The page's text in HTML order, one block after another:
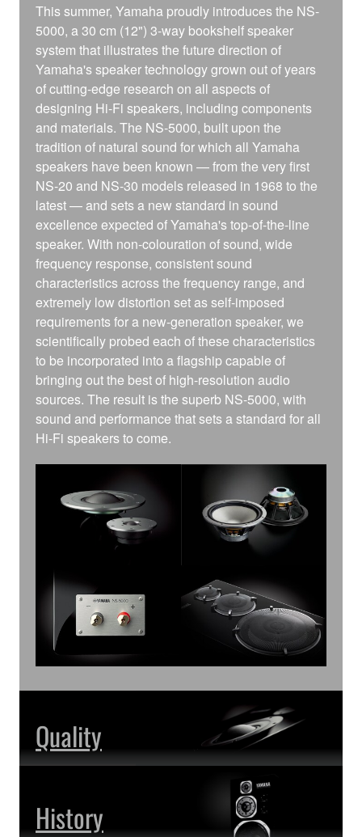
This summer, Yamaha proudly introduces the NS-
5000, a 30 cm (12") 3-way bookshelf speaker
system that illustrates the future direction of
Yamaha's speaker technology grown out of years
of cutting-edge research on all aspects of
designing Hi-Fi speakers, including components
and materials. The NS-5000, built upon the
tradition of natural sound for which all Yamaha
speakers have been known — from the very first
NS-20 and NS-30 models released in 1968 to the
latest — and sets a new standard in sound
excellence expected of Yamaha's top-of-the-line
speaker. With non-colouration of sound, wide
frequency response, consistent sound
characteristics across the frequency range, and
extremely low distortion set as self-imposed
requirements for a new-generation speaker, we
scientifically probed each of these characteristics
to be incorporated into a flagship capable of
bringing out the best of high-resolution audio
sources. The result is the superb NS-5000, with
sound and performance that sets a standard for all
Hi-Fi speakers to come.
Quality
History